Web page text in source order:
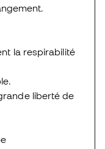
la respirabilité
liberté de